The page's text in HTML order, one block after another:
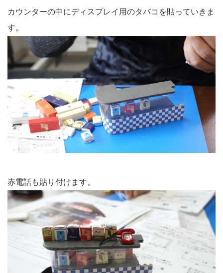
カウンターの中にディスプレイ用のタバコを貼っていきま
す。
赤電話も貼り付けます。